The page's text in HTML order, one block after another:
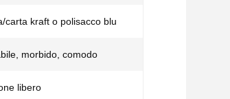
carta kraft o polisacco blu
morbido, comodo
libero